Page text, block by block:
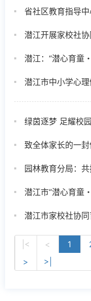
省社区教育指导
潜江开展家校社
潜江市中小学心
致全体家长的一
园林教育分局：
潜江市家校社协
|< < 1
>
>|